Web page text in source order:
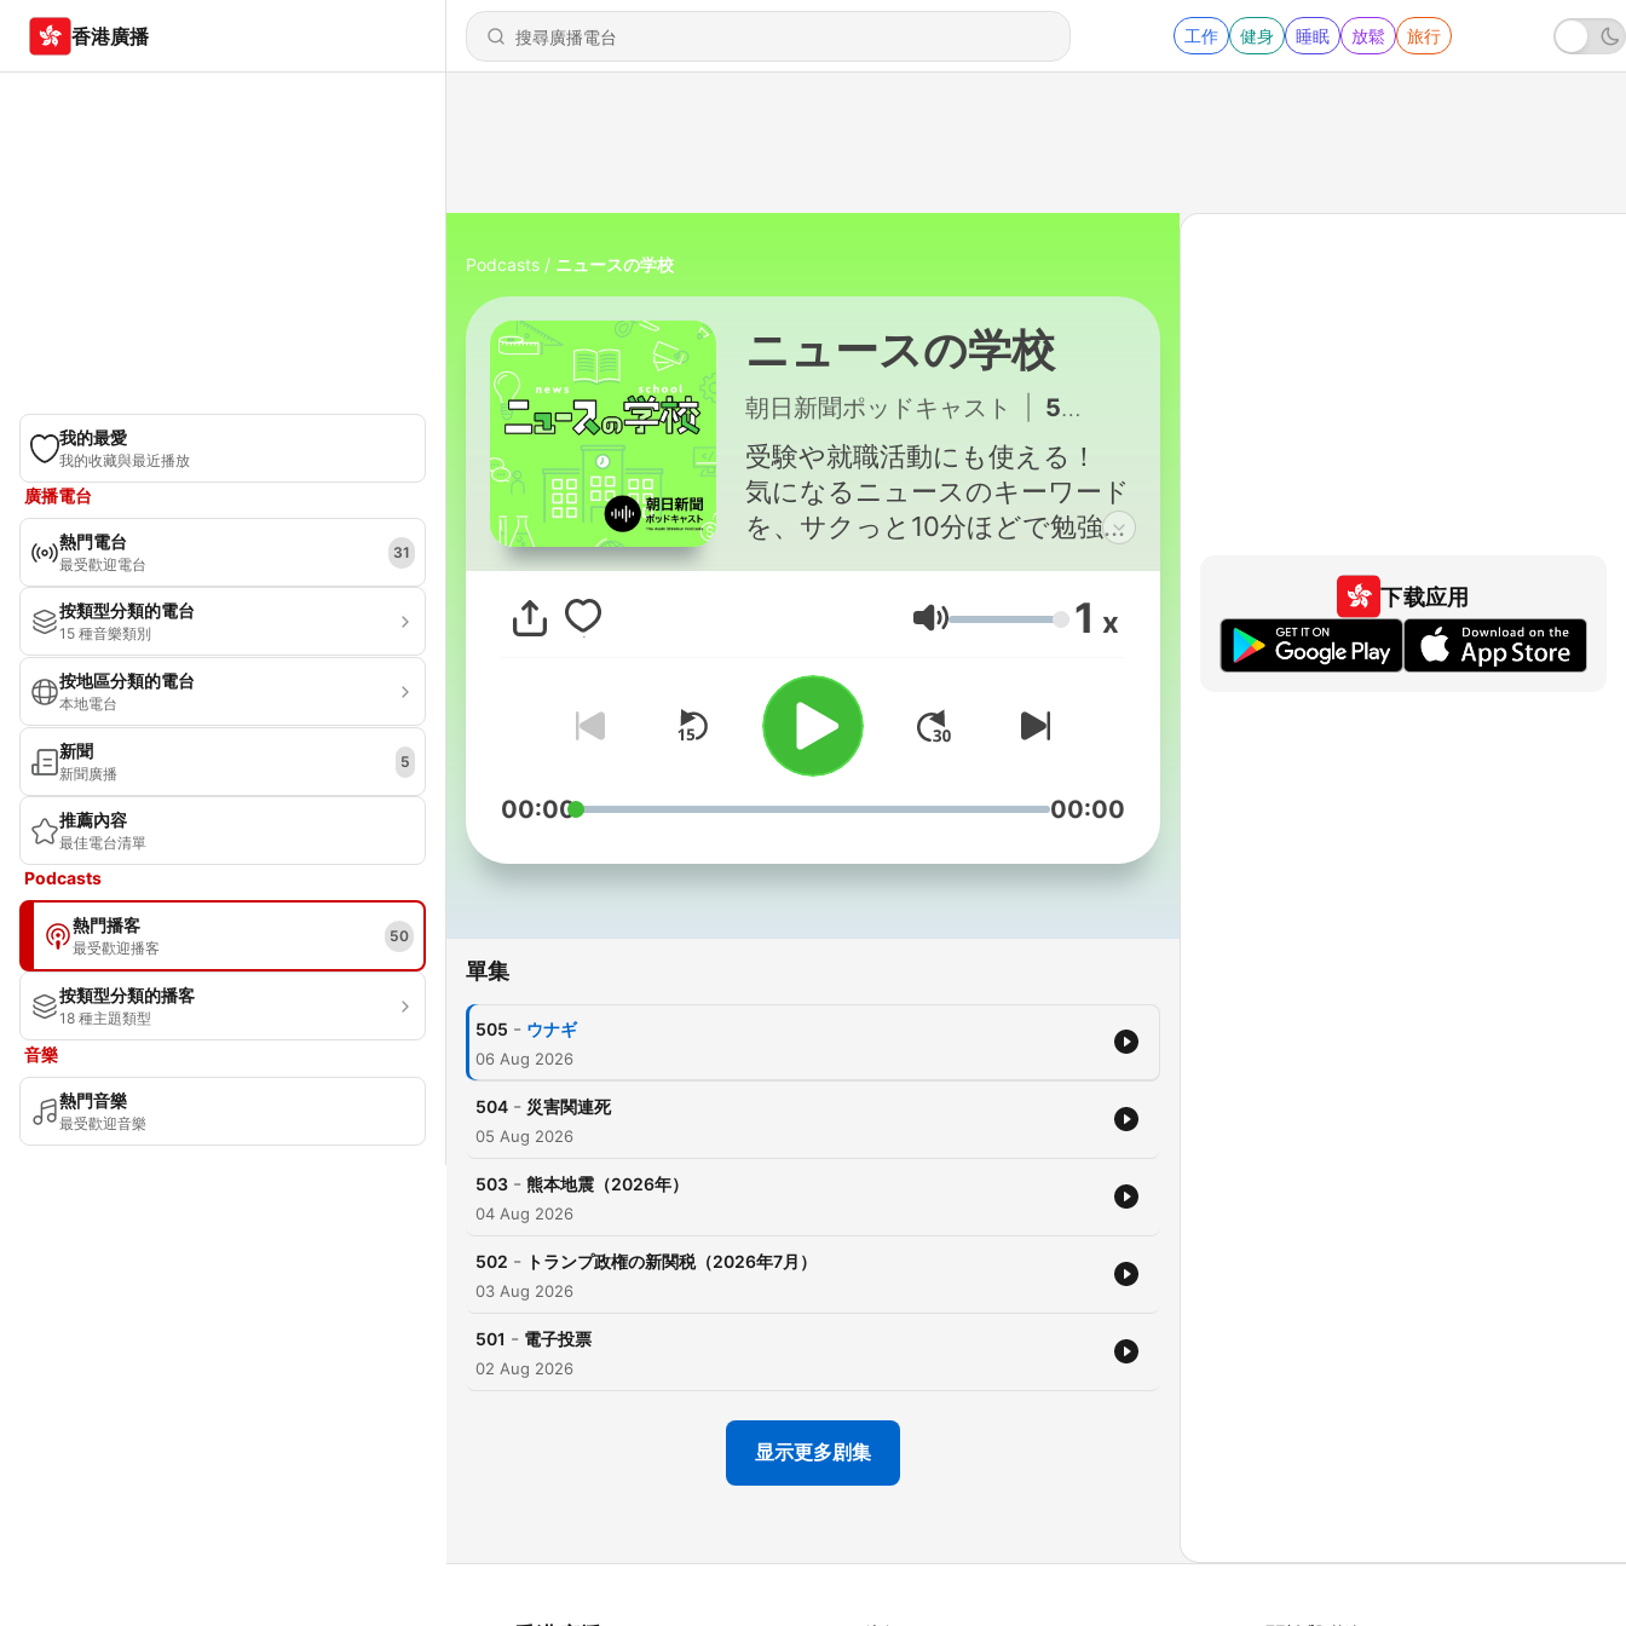
香港廣播 工作 健身 睡眠 放鬆 旅行
我的最愛
我的收藏與最近播放
廣播電台
熱門電台
最受歡迎電台
31
按類型分類的電台
15 種音樂類別
按地區分類的電台
本地電台
新聞
新聞廣播
5
推薦內容
最佳電台清單
Podcasts
熱門播客
最受歡迎播客
50
按類型分類的播客
18 種主題類型
音樂
熱門音樂
最受歡迎音樂
Podcasts ニュースの学校
ニュースの学校
朝日新聞ポッドキャスト 505 - ウナギ
受験や就職活動にも使える！
気になるニュースのキーワード
を、サクっと10分ほどで勉強。
い！ 通学・通勤のおともに使
ってください。 ご意見・感想・
ト https://bit.ly/asapoki_discord
ほかにも多彩な番組を配信
中！ http://t.asahi.com/womy
音量 1 x
00:00 00:00
單集
505 - ウナギ
06 Aug 2026
504 - 災害関連死
05 Aug 2026
503 - 熊本地震（2026年）
04 Aug 2026
502 - トランプ政権の新関税（2026年7月）
03 Aug 2026
501 - 電子投票
02 Aug 2026
显示更多剧集
下载应用